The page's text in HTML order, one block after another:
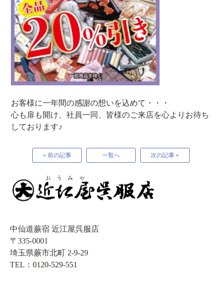
お客様に一年間の感謝の想いを込めて・・・
心も扉も開け、社員一同、皆様のご来店を心よりお待ち
しております♪
« 前の記事 一覧へ 次の記事 »
中仙道蕨宿 近江屋呉服店
〒335-0001
埼玉県蕨市北町 2-9-29
TEL： 0120-529-551